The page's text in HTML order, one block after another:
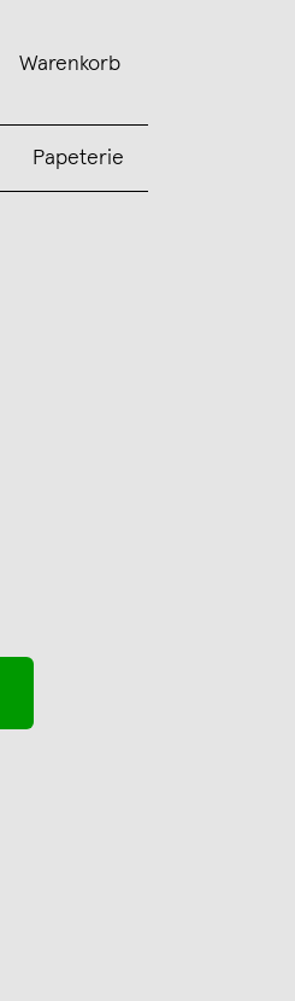
Warenkorb
Papeterie